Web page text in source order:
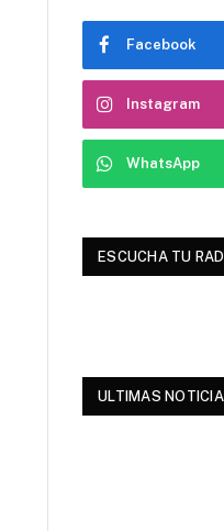
Facebook
Instagram
WhatsApp
ESCUCHA TU
ULTIMAS